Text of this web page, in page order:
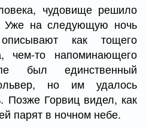
чудовище решило
Уже на следующую ночь
как тощего
чем-то напоминающего
был единственный
но им удалось
Позже Горвиц видел, как
парят в ночном небе.